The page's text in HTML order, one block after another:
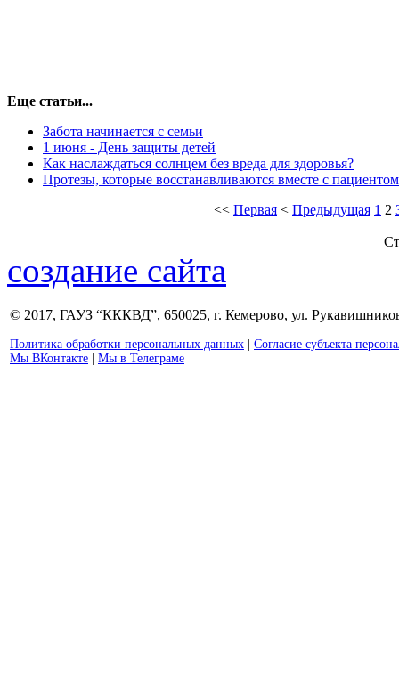
Еще статьи...
Забота начинается с семьи
1 июня - День защиты детей
Как наслаждаться солнцем без вреда для здоровья?
Протезы, которые восстанавливаются вместе с пациентом
<< Первая < Предыдущая 1 2
создание сайта
© 2017, ГАУЗ “КККВД”, 650025, г. Кемерово, ул.
Политика обработки персональных данных
Согласие субъекта
Мы ВКонтакте
Мы в Телеграме